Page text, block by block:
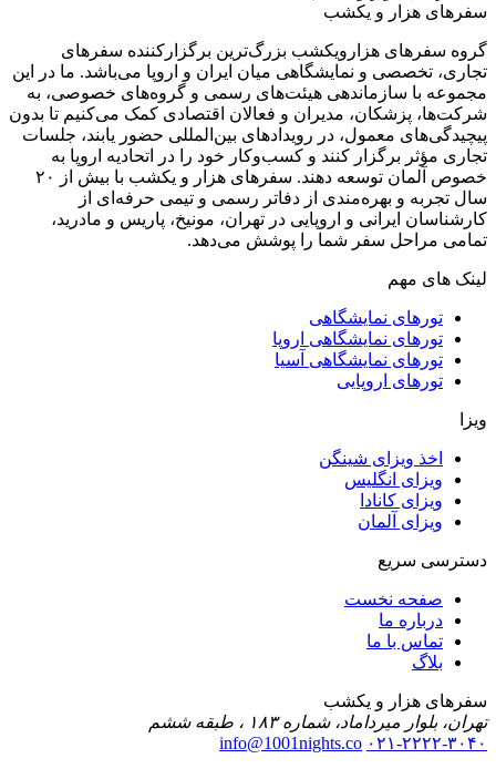
سفرهای هزار و یکشب
گروه سفرهای هزارویکشب بزرگ‌ترین برگزارکننده سفرهای
تجاری، تخصصی و نمایشگاهی میان ایران و اروپا می‌باشد. ما در این
مجموعه با سازماندهی هیئت‌های رسمی و گروه‌های خصوصی، به
شرکت‌ها، پزشکان، مدیران و فعالان اقتصادی کمک می‌کنیم تا بدون
پیچیدگی‌های معمول، در رویدادهای بین‌المللی حضور یابند، جلسات
تجاری مؤثر برگزار کنند و کسب‌وکار خود را در اتحادیه اروپا به
خصوص آلمان توسعه دهند. سفر‌های هزار و یکشب با بیش از ۲۰
سال تجربه و بهره‌مندی از دفاتر رسمی و تیمی حرفه‌ای از
کارشناسان ایرانی و اروپایی در تهران، مونیخ، پاریس و مادرید،
تمامی مراحل سفر شما را پوشش می‌دهد.
لینک های مهم
تورهای نمایشگاهی
تورهای نمایشگاهی اروپا
تورهای نمایشگاهی آسیا
تورهای اروپایی
ویزا
اخذ ویزای شینگن
ویزای انگلیس
ویزای کانادا
ویزای آلمان
دسترسی سریع
صفحه نخست
درباره ما
تماس با ما
بلاگ
سفرهای هزار و یکشب
تهران، بلوار میرداماد، شماره ۱۸۳ ، طبقه ششم
۰۲۱-۲۲۲۲-۳۰۴۰ info@1001nights.co